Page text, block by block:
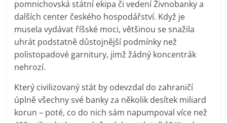
pomnichovská státní ekipa či vedení Živnobanky a
dalších center českého hospodářství. Když je
musela vydávat říšské moci, většinou se snažila
uhrát podstatně důstojnější podmínky než
polistopadové garnitury, jimž žádný koncentrák
nehrozí.
Který civilizovaný stát by odevzdal do zahraničí
úplně všechny své banky za několik desítek miliard
korun – poté, co do nich sám napumpoval více než